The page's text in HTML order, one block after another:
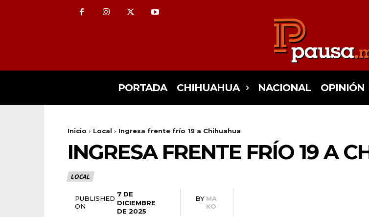
PORTADA CHIHUAHUA NACIONAL OPINIÓN
Inicio Local Ingresa frente frío 19 a Chihuahua
INGRESA FRENTE FRÍO 19 A
LOCAL
PUBLISHED
ON
7 DE
DICIEMBRE
DE 2025
BY MA
KO